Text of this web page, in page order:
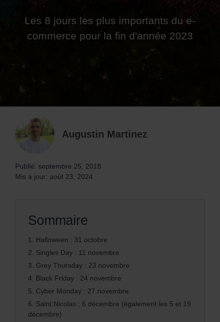
Les 8 jours les plus importants du e-
commerce pour la fin d'année 2023
Augustin Martinez
Publié: septembre 25, 2018
Mis à jour: août 23, 2024
Sommaire
1. Halloween : 31 octobre
2. Singles Day : 11 novembre
3. Grey Thursday : 23 novembre
4. Black Friday : 24 novembre
5. Cyber Monday : 27 novembre
6. Saint Nicolas : 6 décembre (également les 5 et 19
décembre)